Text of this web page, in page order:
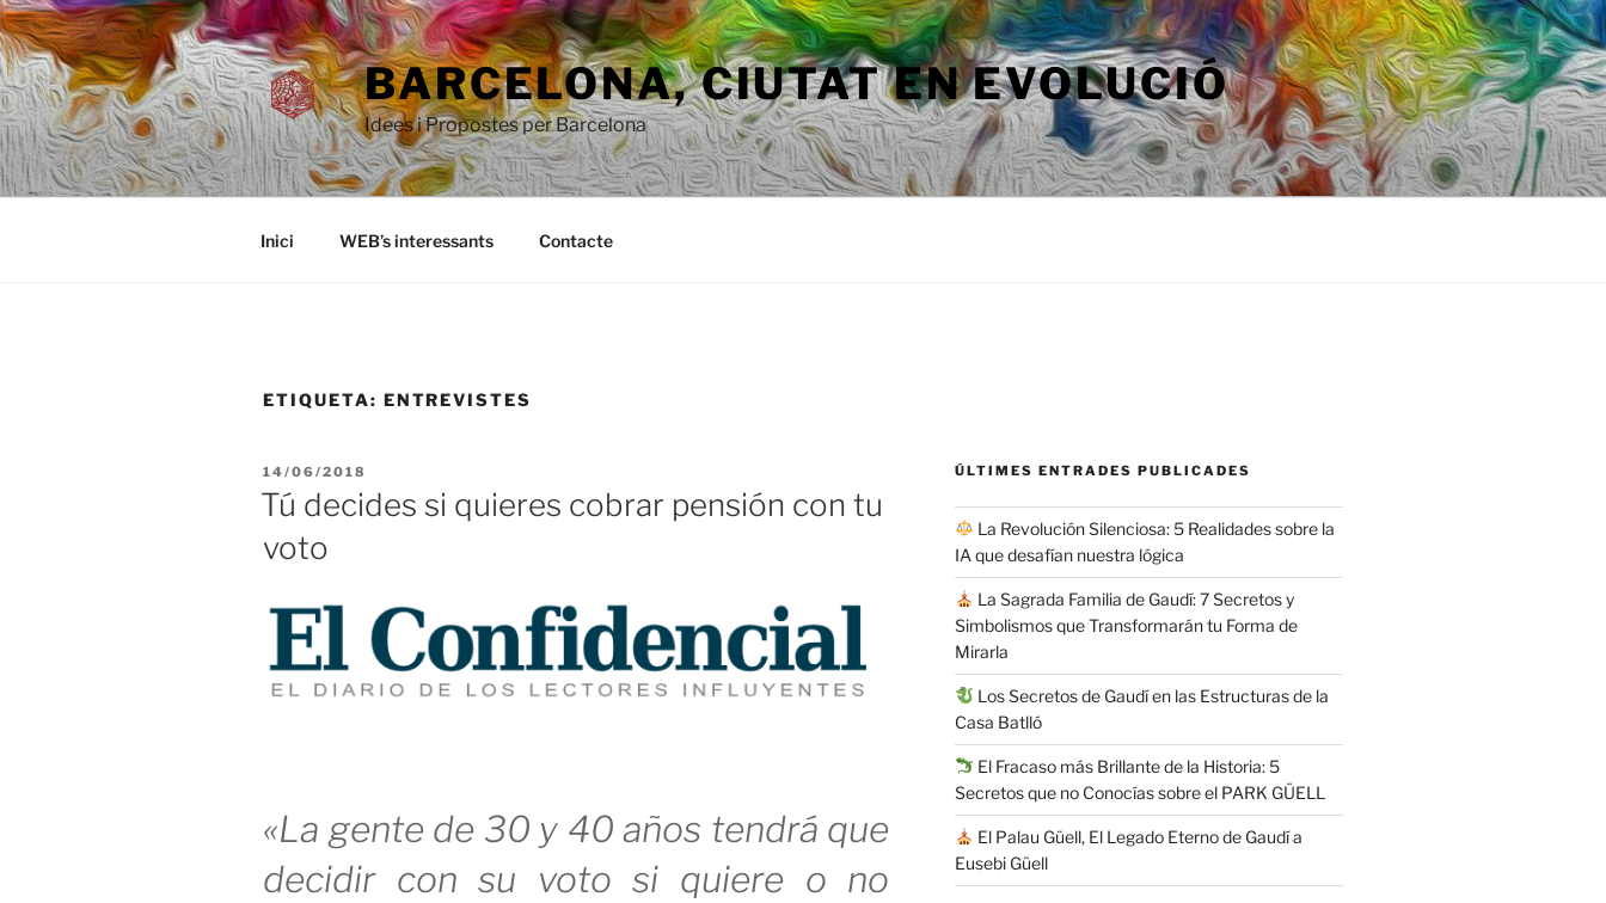
Saltar
al
contenido
BARCELONA, ​​CIUTAT EN EVOLUCIÓ
Idees i Propostes per Barcelona
Inici WEB’s interessants Contacte
ETIQUETA: ENTREVISTES
PUBLICADO
EL
14/06/2018
Tú decides si quieres cobrar pensión con tu
voto
«La gente de 30 y 40 años tendrá que
decidir con su voto si quiere o no
ÚLTIMES ENTRADES PUBLICADES
La Revolución Silenciosa: 5 Realidades sobre la
IA que desafían nuestra lógica
La Sagrada Familia de Gaudí: 7 Secretos y
Simbolismos que Transformarán tu Forma de
Mirarla
Los Secretos de Gaudí en las Estructuras de la
Casa Batlló
El Fracaso más Brillante de la Historia: 5
Secretos que no Conocías sobre el PARK GÜELL
El Palau Güell, El Legado Eterno de Gaudí a
Eusebi Güell